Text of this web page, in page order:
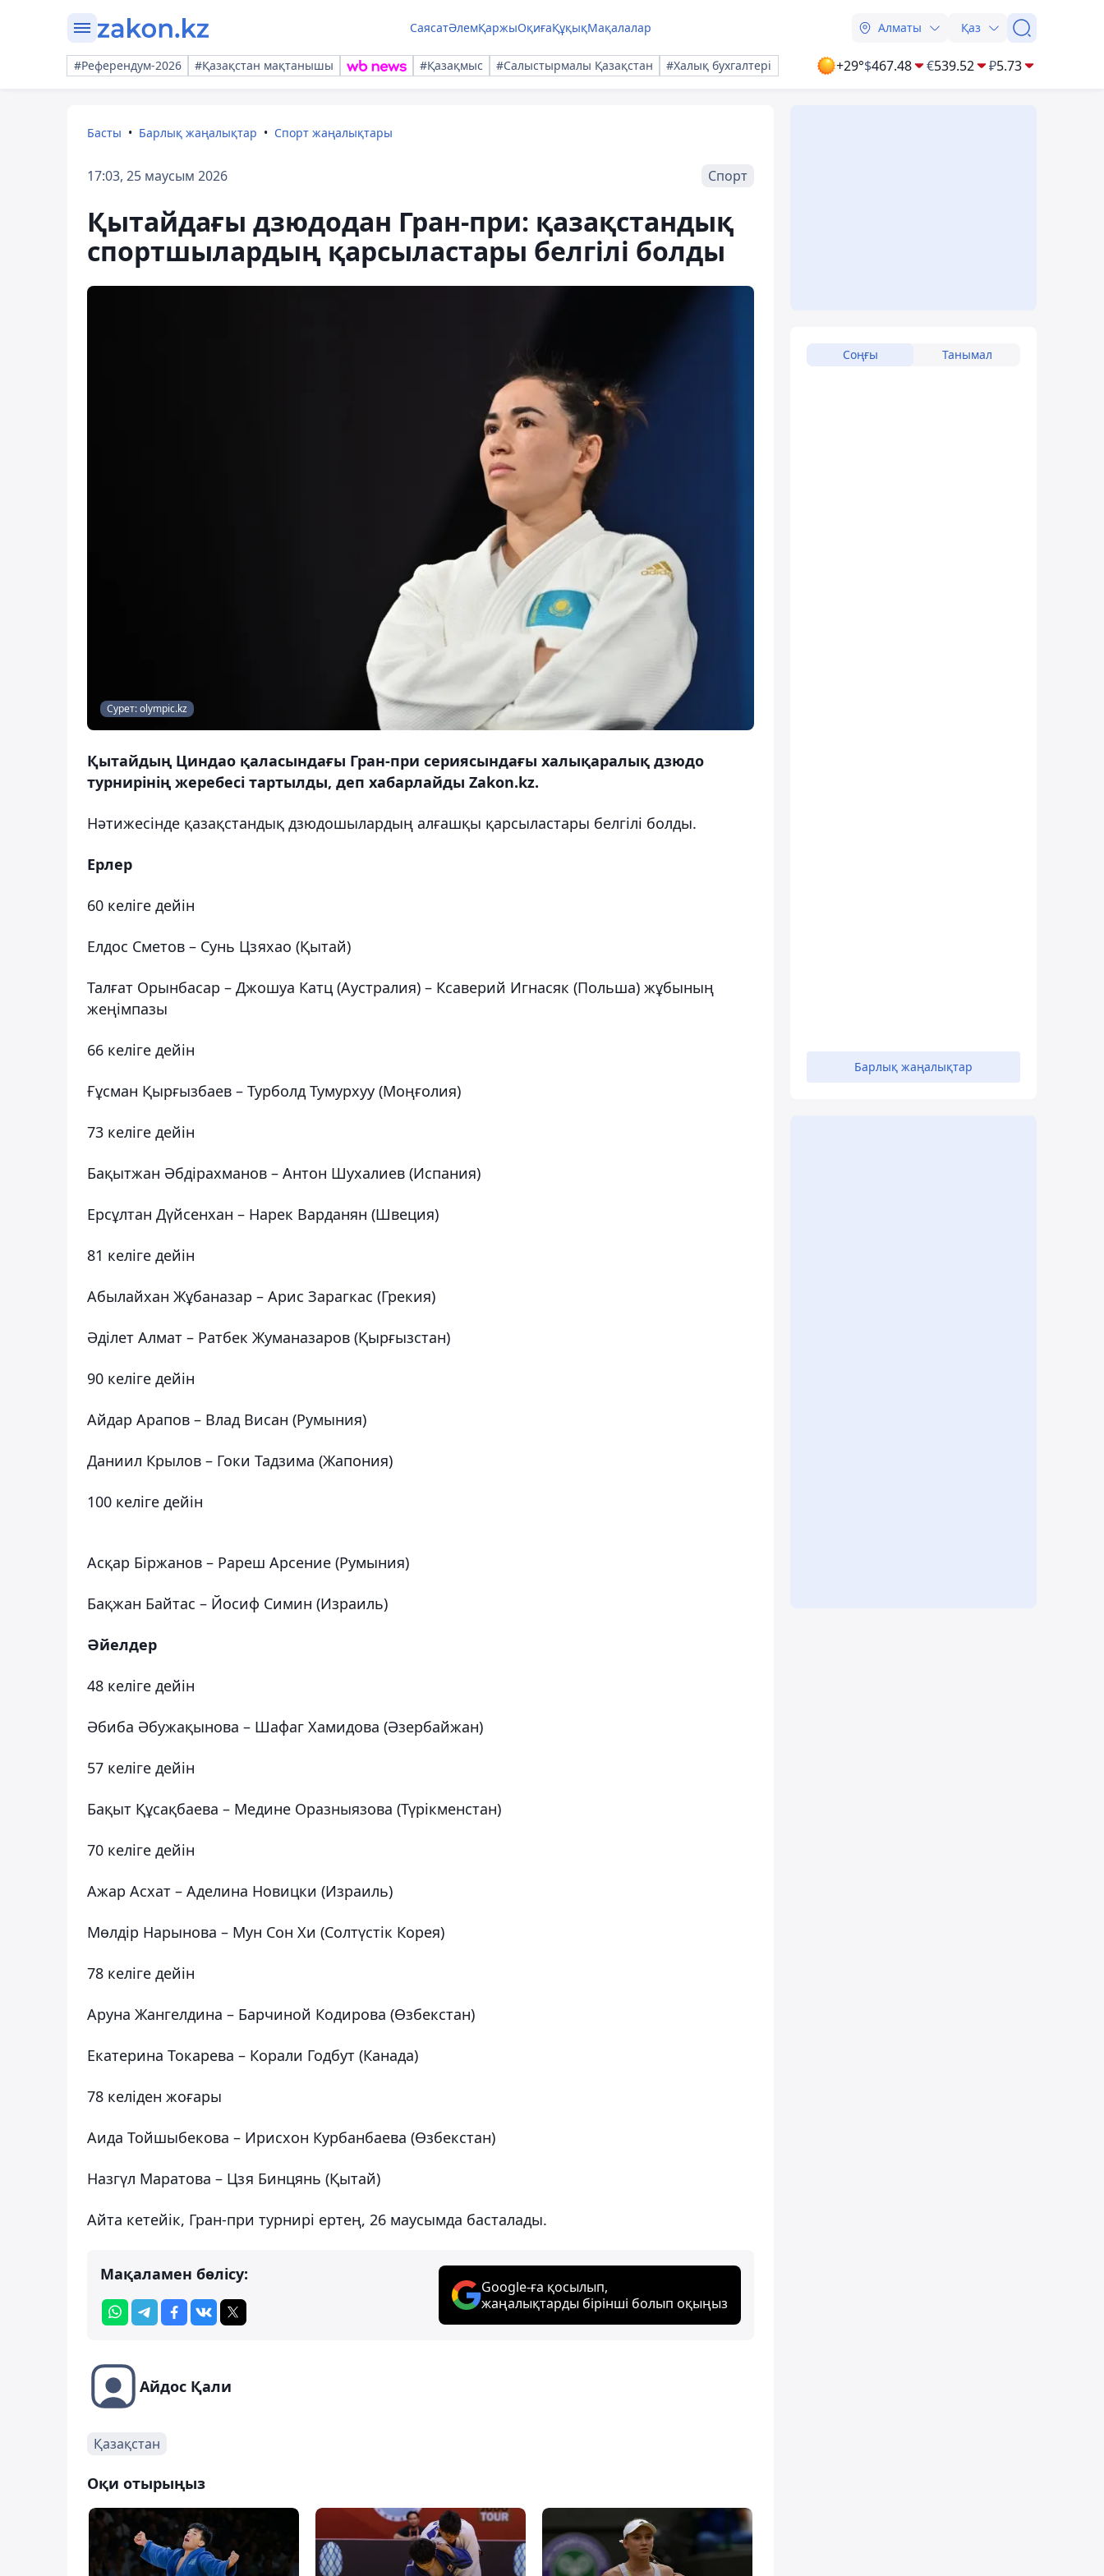
СаясатӘлемҚаржыОқиғаҚұқықМақалалар Алматы Қаз
#Референдум-2026 #Қазақстан мақтанышы #Қазақмыс #Салыстырмалы Қазақстан #Халық бухгалтері +29°$467.48 €539.52 ₽5.73
Басты Барлық жаңалықтар Спорт жаңалықтары
17:03, 25 маусым 2026 Спорт
Қытайдағы дзюдодан Гран-при: қазақстандық
спортшылардың қарсыластары белгілі болды
Сурет: olympic.kz
Қытайдың Циндао қаласындағы Гран-при сериясындағы халықаралық дзюдо
турнирінің жеребесі тартылды, деп хабарлайды Zakon.kz.
Нәтижесінде қазақстандық дзюдошылардың алғашқы қарсыластары белгілі болды.
Ерлер
60 келіге дейін
Елдос Сметов – Сунь Цзяхао (Қытай)
Талғат Орынбасар – Джошуа Катц (Аустралия) – Ксаверий Игнасяк (Польша) жұбының
жеңімпазы
66 келіге дейін
Ғұсман Қырғызбаев – Турболд Тумурхуу (Моңғолия)
73 келіге дейін
Бақытжан Әбдірахманов – Антон Шухалиев (Испания)
Ерсұлтан Дүйсенхан – Нарек Варданян (Швеция)
81 келіге дейін
Абылайхан Жұбаназар – Арис Зарагкас (Грекия)
Әділет Алмат – Ратбек Жуманазаров (Қырғызстан)
90 келіге дейін
Айдар Арапов – Влад Висан (Румыния)
Даниил Крылов – Гоки Тадзима (Жапония)
100 келіге дейін
Асқар Біржанов – Рареш Арсение (Румыния)
Бақжан Байтас – Йосиф Симин (Израиль)
Әйелдер
48 келіге дейін
Әбиба Әбужақынова – Шафаг Хамидова (Әзербайжан)
57 келіге дейін
Бақыт Құсақбаева – Медине Оразныязова (Түрікменстан)
70 келіге дейін
Ажар Асхат – Аделина Новицки (Израиль)
Мөлдір Нарынова – Мун Сон Хи (Солтүстік Корея)
78 келіге дейін
Аруна Жангелдина – Барчиной Кодирова (Өзбекстан)
Екатерина Токарева – Корали Годбут (Канада)
78 келіден жоғары
Аида Тойшыбекова – Ирисхон Курбанбаева (Өзбекстан)
Назгүл Маратова – Цзя Бинцянь (Қытай)
Айта кетейік, Гран-при турнирі ертең, 26 маусымда басталады.
Мақаламен бөлісу:
Google-ға қосылып,
жаңалықтарды бірінші болып оқыңыз
Айдос Қали
Қазақстан
Оқи отырыңыз
Соңғы Танымал
Барлық жаңалықтар